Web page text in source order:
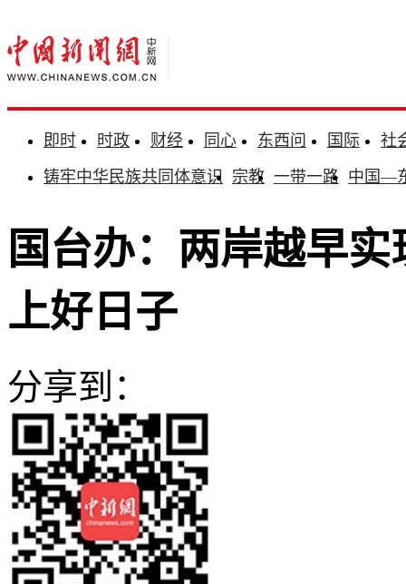
即时 时政 财经 同心 东西问 国际
社
铸牢中华民族共同体意识 宗教 一带一路 中国—
国台办：两岸越早
上好日子
分享到：